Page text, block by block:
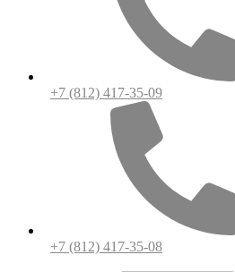
+7 (812) 417-35-09
+7 (812) 417-35-08